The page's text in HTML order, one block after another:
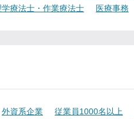
学療法士・作業療法士 医療事務
外資系企業 従業員1000名以上